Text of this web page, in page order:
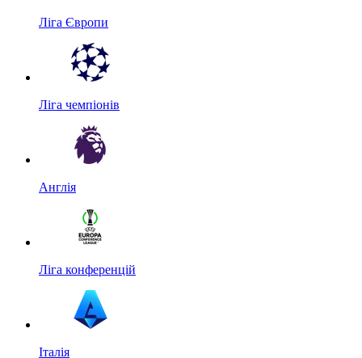
Ліга Європи
Ліга чемпіонів
Англія
Ліга конференцій
Італія